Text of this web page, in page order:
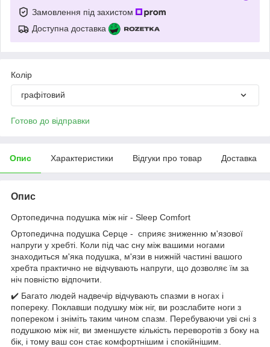
Замовлення під захистом
Доступна доставка
Колір
графітовий
Готово до відправки
Опис Характеристики Відгуки про товар Доставка
Опис
Ортопедична подушка між ніг - Sleep Comfort
Ортопедична подушка Серце - сприяє зниженню м'язової
напруги у хребті. Коли під час сну між вашими ногами
знаходиться м'яка подушка, м'язи в нижній частині вашого
хребта практично не відчувають напруги, що дозволяє їм за
ніч повністю відпочити.
✔️ Багато людей надвечір відчувають спазми в ногах і
попереку. Поклавши подушку між ніг, ви розслабите ноги з
попереком і зніміть таким чином спазм. Перебуваючи уві сні з
подушкою між ніг, ви зменшуєте кількість переворотів з боку на
бік, і тому ваш сон стає комфортнішим і спокійнішим.